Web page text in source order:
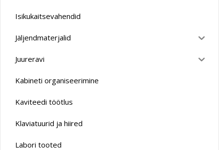
Isikukaitsevahendid
Jäljendmaterjalid
Juureravi
Kabineti organiseerimine
Kaviteedi töötlus
Klaviatuurid ja hiired
Labori tooted